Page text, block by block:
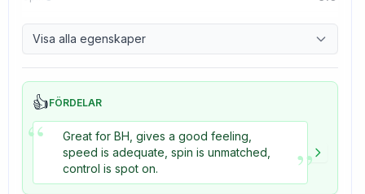
Control 9.1
Tackiness 3.3
Visa alla egenskaper
👍FÖRDELAR
“
Great for BH, gives a good feeling,
speed is adequate, spin is unmatched,
control is spot on.
”